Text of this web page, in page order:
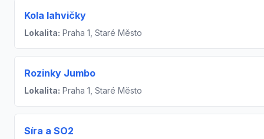
Kola lahvičky
Lokalita: Praha 1, Staré Město
Rozinky Jumbo
Lokalita: Praha 1, Staré Město
Síra a SO2